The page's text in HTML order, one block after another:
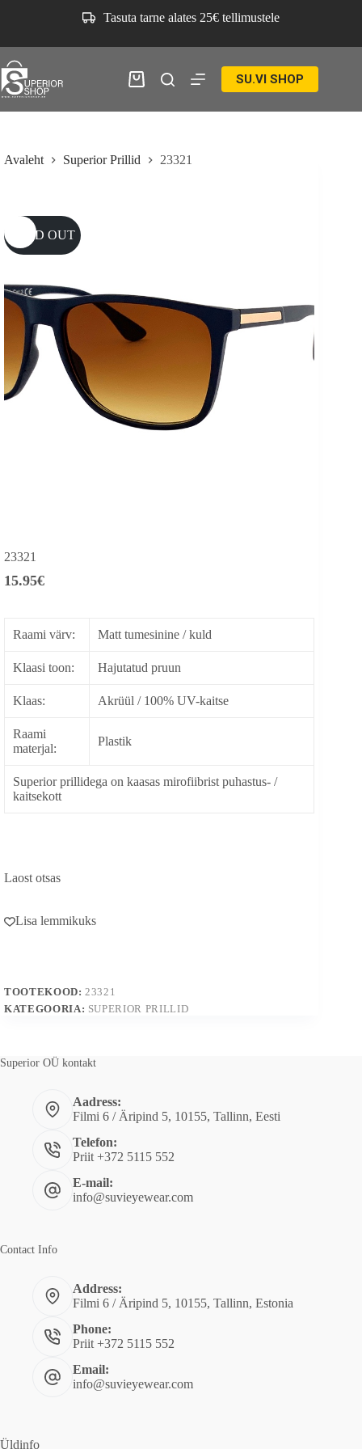
Tasuta tarne alates 25€ tellimustele
Ostukorv SU.VI SHOP
Avaleht Superior Prillid 23321
SOLD OUT
23321
15.95€
Raami värv: Matt tumesinine / kuld
Klaasi toon: Hajutatud pruun
Klaas: Akrüül / 100% UV-kaitse
Raami
materjal:
Plastik
Superior prillidega on kaasas mirofiibrist puhastus- /
kaitsekott
Laost otsas
Lisa lemmikuks
TOOTEKOOD: 23321
KATEGOORIA: SUPERIOR PRILLID
Superior OÜ kontakt
Aadress:
Filmi 6 / Äripind 5, 10155, Tallinn, Eesti
Telefon:
Priit +372 5115 552
E-mail:
info@suvieyewear.com
Contact Info
Address:
Filmi 6 / Äripind 5, 10155, Tallinn, Estonia
Phone:
Priit +372 5115 552
Email:
info@suvieyewear.com
Üldinfo